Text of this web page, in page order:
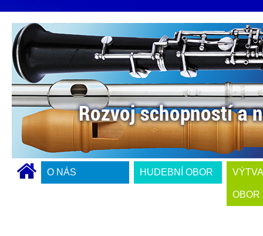
O NÁS HUDEBNÍ OBOR
OBOR